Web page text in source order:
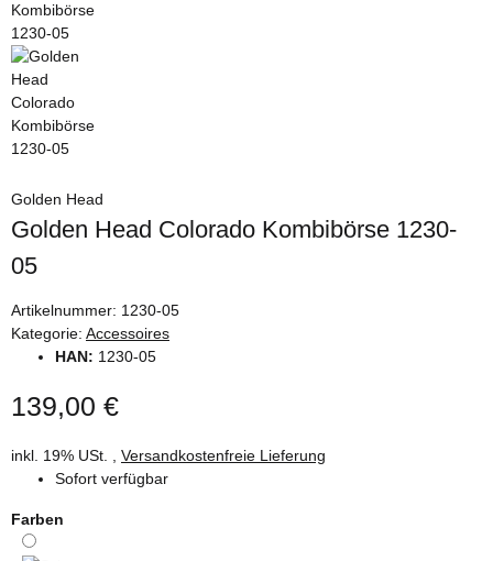
Golden Head
Golden Head Colorado Kombibörse 1230-
05
Artikelnummer: 1230-05
Kategorie: Accessoires
HAN: 1230-05
139,00 €
inkl. 19% USt. , Versandkostenfreie Lieferung
Sofort verfügbar
Farben